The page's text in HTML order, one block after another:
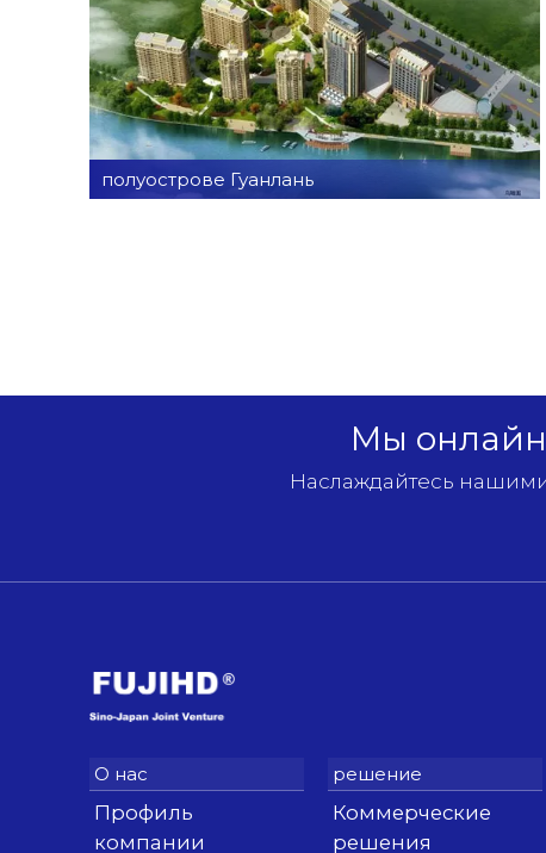
полуострове Гуанлань
Мы онлайн
Наслаждайтесь
Профиль
компании
Коммерческие
решения